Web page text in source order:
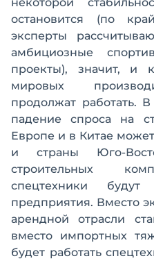
остановится (по
эксперты
амбициозные
проекты), значит, и
мировых
продолжат работать.
падение спроса на
Европе и в Китае
и страны Юго-
строительных
спецтехники будут
предприятия. Вместо
арендной отрасли
вместо импортных
будет работать